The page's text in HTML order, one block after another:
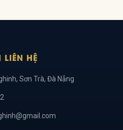
HỆ
Sơn Trà, Đà Nẵng